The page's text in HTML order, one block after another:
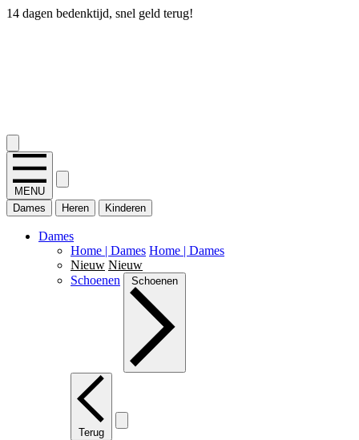
14 dagen bedenktijd, snel geld terug!
MENU
Dames
Heren Kinderen
Dames
Home | Dames Home | Dames
Nieuw Nieuw
Schoenen
Schoenen
Terug